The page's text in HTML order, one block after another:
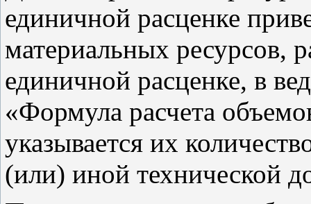
единичной расценке
материальных ресурсов,
единичной расценке, в
«Формула расчета
указывается их
(или) иной технической